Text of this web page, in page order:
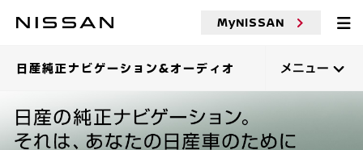
MyNISSAN
日産純正ナビゲーション&オーディオ メニュー